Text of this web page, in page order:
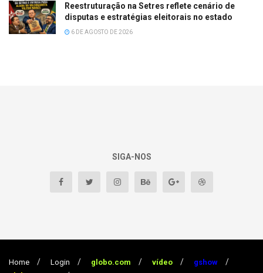
Reestruturação na Setres reflete cenário de
disputas e estratégias eleitorais no estado
6 DE AGOSTO DE 2026
SIGA-NOS
Home Login globo.com vídeo
gshow